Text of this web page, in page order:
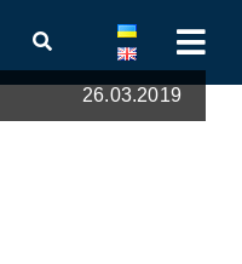
26.03.2019